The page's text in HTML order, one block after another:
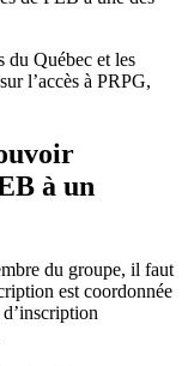
du Québec et les
l’accès à PRPG,
à un
du groupe, il faut
est coordonnée